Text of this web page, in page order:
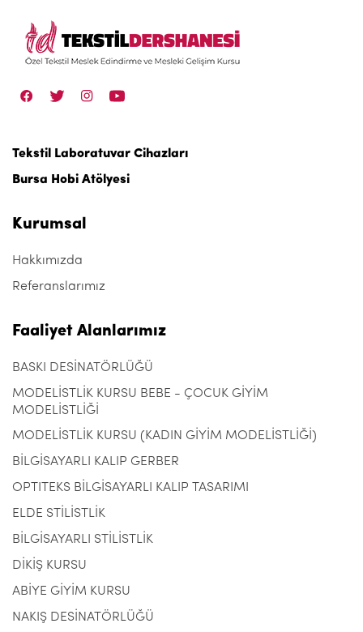
Tekstil Laboratuvar Cihazları
Bursa Hobi Atölyesi
Kurumsal
Hakkımızda
Referanslarımız
Faaliyet Alanlarımız
BASKI DESİNATÖRLÜĞÜ
MODELİSTLİK KURSU BEBE - ÇOCUK GİYİM
MODELİSTLİĞİ
MODELİSTLİK KURSU (KADIN GİYİM MODELİSTLİĞİ)
BİLGİSAYARLI KALIP GERBER
OPTITEKS BİLGİSAYARLI KALIP TASARIMI
ELDE STİLİSTLİK
BİLGİSAYARLI STİLİSTLİK
DİKİŞ KURSU
ABİYE GİYİM KURSU
NAKIŞ DESİNATÖRLÜĞÜ